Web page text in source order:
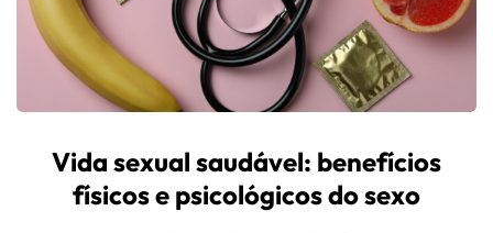
Vida sexual saudável: benefícios
físicos e psicológicos do sexo